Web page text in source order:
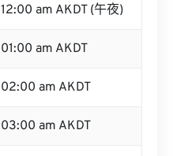
12:00 am AKDT (午夜)
01:00 am AKDT
02:00 am AKDT
03:00 am AKDT